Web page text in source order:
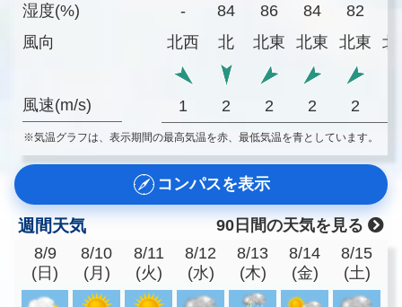
湿度(%)
風向
風速(m/s)
-
84 86 84 82
北西
北 北東 北東 北東 北
1 2 2 2 2
※気温グラフは、表示期間の最高気温を赤、最低気温を青としています。
コンパスを表示
週間天気
90日間の天気を見る
8/9
(日)
8/10
(月)
8/11
(火)
8/12
(水)
8/13
(木)
8/14
(金)
8/15
(土)